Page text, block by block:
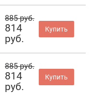
885 руб.
814
руб.
Купить
885 руб.
814
руб.
Купить